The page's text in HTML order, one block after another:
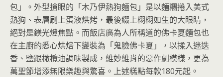
包」。外型搶眼的「木乃伊熱狗麵包」是以麵糰捲入美式
熱狗、表層刷上蛋液烘烤，最後綴上栩栩如生的大眼睛，
絕對是鎂光燈焦點。而飯店廣為人所稱道的佛卡夏麵包也
在主廚的悉心烘焙下變裝為「鬼臉佛卡夏」，以揉入迷迭
香、鹽跟橄欖油調味製成，維妙維肖的惡作劇模樣，更為
萬聖節增添無限樂趣與驚喜。上述糕點每款180元起。